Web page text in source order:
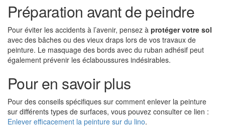
Préparation avant de peindre
Pour éviter les accidents à l’avenir, pensez à protéger votre sol
avec des bâches ou des vieux draps lors de vos travaux de
peinture. Le masquage des bords avec du ruban adhésif peut
également prévenir les éclaboussures indésirables.
Pour en savoir plus
Pour des conseils spécifiques sur comment enlever la peinture
sur différents types de surfaces, vous pouvez consulter ce lien :
Enlever efficacement la peinture sur du lino.